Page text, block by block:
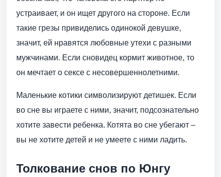
устраивает, и он ищет другого на стороне. Если
такие грезы привиделись одинокой девушке,
значит, ей нравятся любовные утехи с разными
мужчинами. Если сновидец кормит животное, то
он мечтает о сексе с несовершеннолетними.
Маленькие котики символизируют детишек. Если
во сне вы играете с ними, значит, подсознательно
хотите завести ребенка. Котята во сне убегают –
вы не хотите детей и не умеете с ними ладить.
Толкование снов по Юнгу